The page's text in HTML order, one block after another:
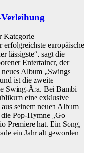
Kategorie
erfolgreichste europäische
lässigste“, sagt die
Entertainer, der
neues Album „Swings
ist die zweite
Swing-Ära. Bei Bambi
eine exklusive
seinem neuen Album
Pop-Hymne „Go
Premiere hat. Ein Song,
ein Jahr alt geworden